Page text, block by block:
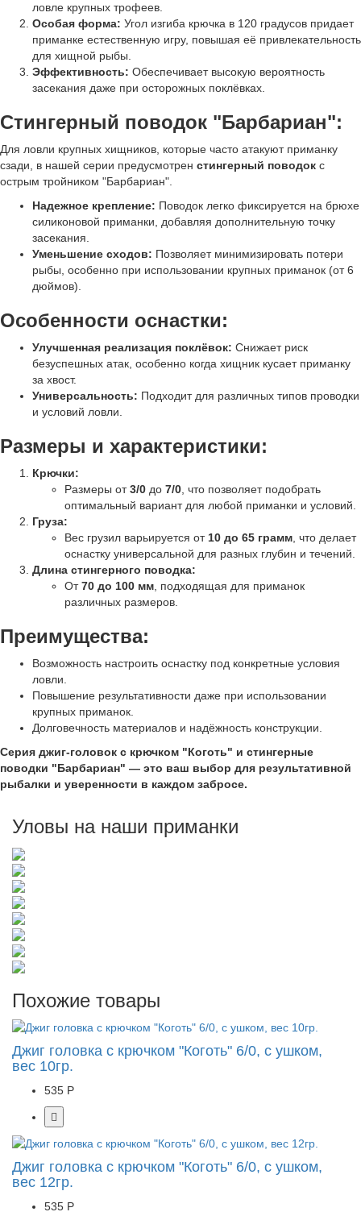
ловле крупных трофеев.
Особая форма: Угол изгиба крючка в 120 градусов придает
приманке естественную игру, повышая её привлекательность
для хищной рыбы.
Эффективность: Обеспечивает высокую вероятность
засекания даже при осторожных поклёвках.
Стингерный поводок "Барбариан":
Для ловли крупных хищников, которые часто атакуют приманку
сзади, в нашей серии предусмотрен стингерный поводок с
острым тройником "Барбариан".
Надежное крепление: Поводок легко фиксируется на брюхе
силиконовой приманки, добавляя дополнительную точку
засекания.
Уменьшение сходов: Позволяет минимизировать потери
рыбы, особенно при использовании крупных приманок (от 6
дюймов).
Особенности оснастки:
Улучшенная реализация поклёвок: Снижает риск
безуспешных атак, особенно когда хищник кусает приманку
за хвост.
Универсальность: Подходит для различных типов проводки
и условий ловли.
Размеры и характеристики:
Крючки:
Размеры от3/0 до 7/0 , что позволяет подобрать
оптимальный вариант для любой приманки и условий.
Груза:
Вес грузил варьируется от 10 до 65 грамм , что делает
оснастку универсальной для разных глубин и течений.
Длина стингерного поводка:
От70 до 100 мм , подходящая для приманок
различных размеров.
Преимущества:
Возможность настроить оснастку под конкретные условия
ловли.
Повышение результативности даже при использовании
крупных приманок.
Долговечность материалов и надёжность конструкции.
Серия джиг-головок с крючком "Коготь" и стингерные
поводки "Барбариан" — это ваш выбор для результативной
рыбалки и уверенности в каждом забросе.
Уловы на наши приманки
Похожие товары
Джиг головка с крючком "Коготь" 6/0, с ушком,
вес 10гр.
535 Р
Джиг головка с крючком "Коготь" 6/0, с ушком,
вес 12гр.
535 Р